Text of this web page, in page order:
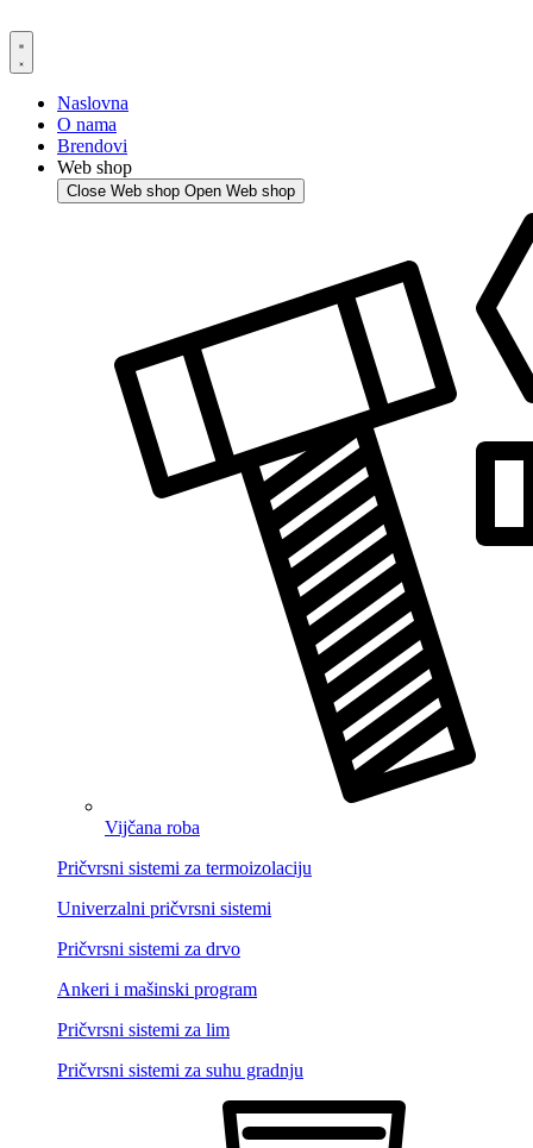
to
content
Naslovna
O nama
Brendovi
Web shop
Close Web shop Open Web shop
Vijčana roba
Pričvrsni sistemi za termoizolaciju
Univerzalni pričvrsni sistemi
Pričvrsni sistemi za drvo
Ankeri i mašinski program
Pričvrsni sistemi za lim
Pričvrsni sistemi za suhu gradnju